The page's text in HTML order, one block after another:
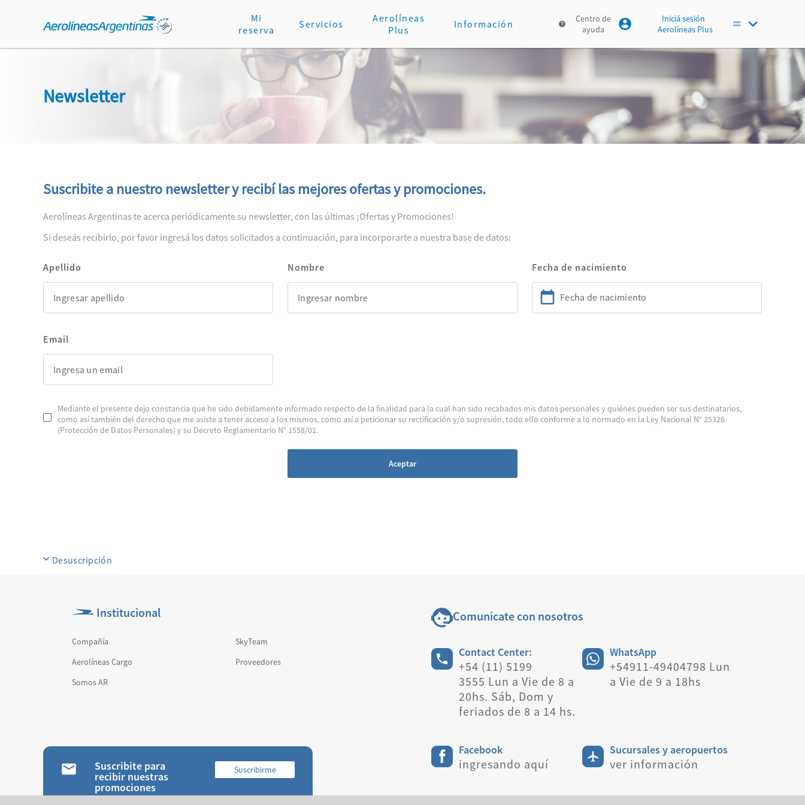
Mi
reserva
Servicios
Aerolíneas
Plus
Información
Centro de
ayuda
Iniciá sesión
Aerolíneas Plus
Newsletter
Suscribite a nuestro newsletter y recibí las mejores ofertas y promociones.
Aerolíneas Argentinas te acerca periódicamente su newsletter, con las últimas ¡Ofertas y Promociones!
Si deseás recibirlo, por favor ingresá los datos solicitados a continuación, para incorporarte a nuestra base de datos:
Apellido Nombre Fecha de nacimiento
Email
Mediante el presente dejo constancia que he sido debidamente informado respecto de la finalidad para la cual han sido recabados mis datos personales y quiénes pueden ser sus destinatarios,
como así también del derecho que me asiste a tener acceso a los mismos, como así a peticionar su rectificación y/o supresión, todo ello conforme a lo normado en la Ley Nacional N° 25326
(Protección de Datos Personales) y su Decreto Reglamentario N° 1558/01.
Aceptar
Desuscripción
Institucional
Compañía
SkyTeam
Aerolíneas Cargo
Proveedores
Somos AR
Comunicate con nosotros
Contact Center:
+54 (11) 5199
3555 Lun a Vie de 8 a
20hs. Sáb, Dom y
feriados de 8 a 14 hs.
WhatsApp
+54911-49404798 Lun
a Vie de 9 a 18hs
Facebook
ingresando aquí
Sucursales y aeropuertos
ver información
Suscribite para
recibir nuestras
promociones
Suscribirme